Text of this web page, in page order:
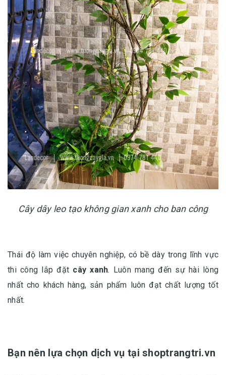
Cây dây leo tạo không gian xanh cho ban công
Thái độ làm việc chuyên nghiệp, có bề dày trong lĩnh vực
thi công lắp đặt cây xanh. Luôn mang đến sự hài lòng
nhất cho khách hàng, sản phẩm luôn đạt chất lượng tốt
nhất.
Bạn nên lựa chọn dịch vụ tại shoptrangtri.vn